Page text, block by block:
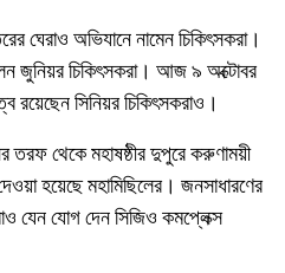
ঘেরাও অভিযানে নামেন চিকিৎসকরা।
জুনিয়র চিকিৎসকরা। আজ ৯ অক্টোবর
রয়েছেন সিনিয়র চিকিৎসকরাও।
তরফ থেকে মহাষষ্ঠীর দুপুরে করুণাময়ী
হয়েছে মহামিছিলের। জনসাধারণের
যেন যোগ দেন সিজিও কমপ্লেক্স